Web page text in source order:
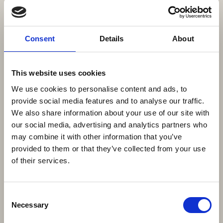
Consent Details About
This website uses cookies
We use cookies to personalise content and ads, to
provide social media features and to analyse our traffic.
We also share information about your use of our site with
our social media, advertising and analytics partners who
may combine it with other information that you’ve
provided to them or that they’ve collected from your use
of their services.
Selection
Necessary
klimakrisen?
lang tid i travl hverdag.
Tillidsvejen dansk Camino fra Klitmøller til
Det at gå er godt. De
16. februar 2026